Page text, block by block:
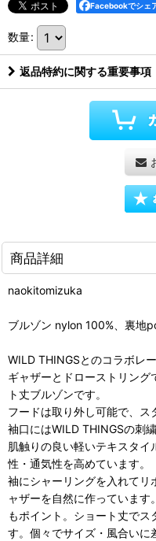
Facebookでシェ
数量:
返品特約に関する重要事項
商品詳細
naokitomizuka
ブルゾン nylon 100%、裏地
WILD THINGSとのコラボレ
ギャザーとドローストリン
ト丈ブルゾンです。
フードは取り外し可能で、ス
袖口にはWILD THINGSの刺
肌触りの良い軽いテキスタ
性・通気性を高めています。
袖にシャーリングを入れてリ
ャザーを自然に作っています
もポイント。ショート丈で
す。個々でサイズ・風合いに